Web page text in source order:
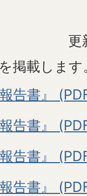
更
掲載します
告書』
告書』
告書』
告書』